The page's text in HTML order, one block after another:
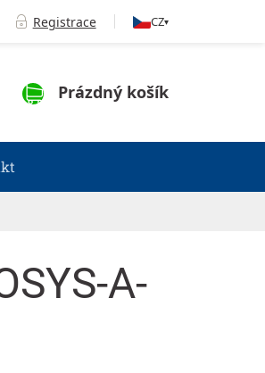
Registrace CZ▾
NÁKUPNÍ KOŠÍK
Prázdný košík
A-